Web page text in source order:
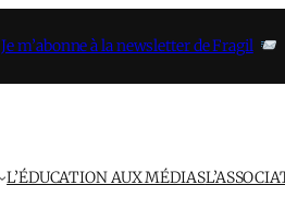
Je m’abonne à la newsletter de Fragil
L’ÉDUCATION AUX MÉDIAS